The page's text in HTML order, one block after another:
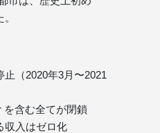
（2020年3月〜2021
を含む全てが閉鎖
収入はゼロ化